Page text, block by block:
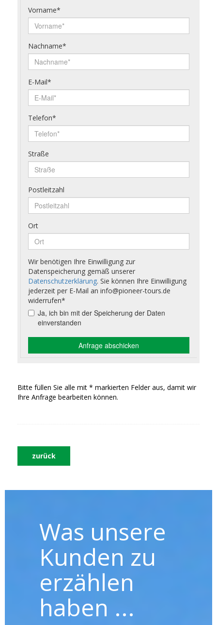
Bitte füllen Sie alle mit * markierten Felder aus, damit wir
Ihre Anfrage bearbeiten können.
zurück
Was unsere
Kunden zu
erzählen
haben ...